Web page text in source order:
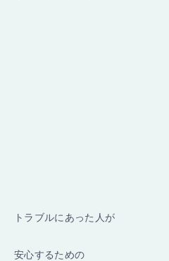
トラブルにあった人が
安心するための